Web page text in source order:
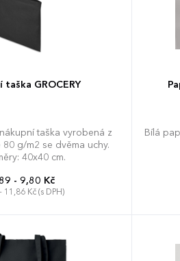
taška GROCERY
taška vyrobená z
80 g/m2 se dvěma uchy.
40x40 cm.
- 9,80 Kč
11,86 Kč (s DPH)
Bílá